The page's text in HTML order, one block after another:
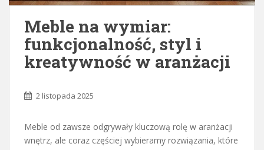
Meble na wymiar:
funkcjonalność, styl i
kreatywność w aranżacji
2 listopada 2025
Meble od zawsze odgrywały kluczową rolę w aranżacji
wnętrz, ale coraz częściej wybieramy rozwiązania, które